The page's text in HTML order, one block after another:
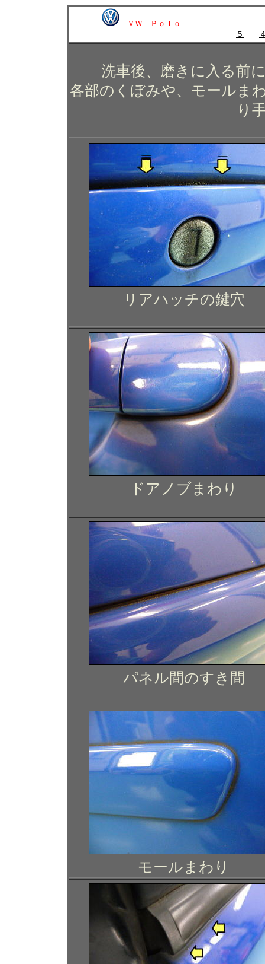
ＶＷ Ｐｏｌｏ
５
洗車後、磨きに入る前
各部のくぼみや、モールま
り
リアハッチの鍵穴
ドアノブまわり
パネル間のすき間
モールまわり